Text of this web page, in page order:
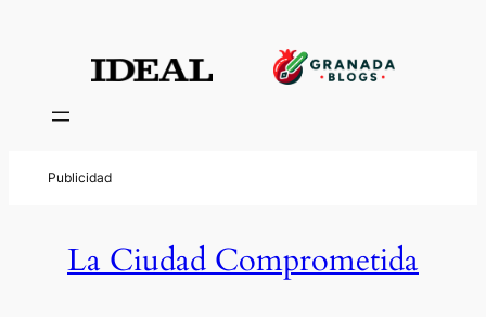
contenido
La Ciudad Comprometida